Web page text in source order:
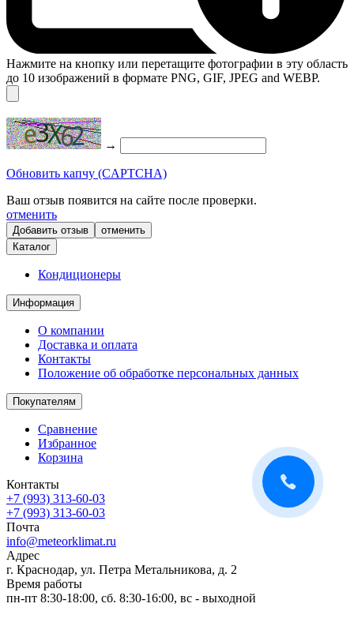
Нажмите на кнопку или перетащите фотографии в эту область
до 10 изображений в формате PNG, GIF, JPEG and WEBP.
→
Обновить капчу (CAPTCHA)
Ваш отзыв появится на сайте после проверки.
отменить
отменить
Каталог
Кондиционеры
Информация
О компании
Доставка и оплата
Контакты
Положение об обработке персональных данных
Покупателям
Сравнение
Избранное
Корзина
Контакты
+7 (993) 313-60-03
+7 (993) 313-60-03
Почта
info@meteorklimat.ru
Адрес
г. Краснодар, ул. Петра Метальникова, д. 2
Время работы
пн-пт 8:30-18:00, сб. 8:30-16:00, вс - выходной